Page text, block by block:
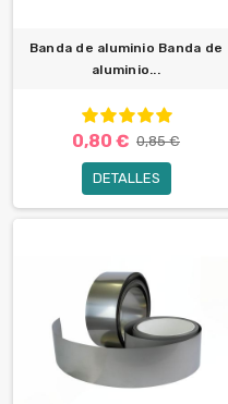
Banda de aluminio Banda de
aluminio...
0,80 € 0,85 €
DETALLES